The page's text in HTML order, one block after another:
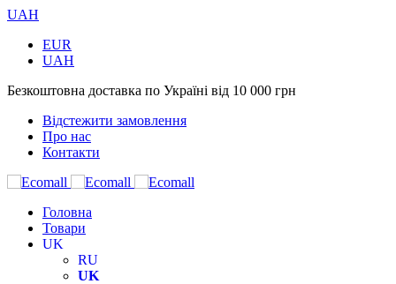
UAH
EUR
UAH
Безкоштовна доставка по Україні від 10 000 грн
Відстежити замовлення
Про нас
Контакти
Головна
Товари
UK
RU
UK